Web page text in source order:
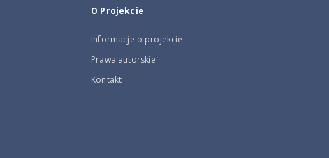
O Projekcie
Informacje o projekcie
Prawa autorskie
Kontakt